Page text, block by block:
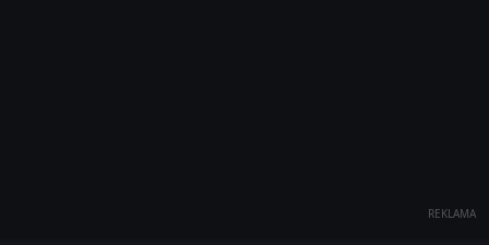
REKLAMA